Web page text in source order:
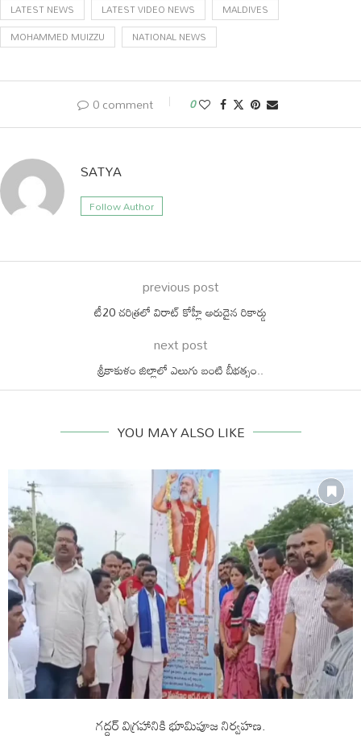
LATEST NEWS
LATEST VIDEO NEWS
MALDIVES
MOHAMMED MUIZZU
NATIONAL NEWS
0 comment 0
SATYA
Follow Author
previous post
టీ20 చరిత్రలో విరాట్ కోహ్లీ అరుదైన రికార్డు
next post
శ్రీకాకుళం జిల్లాలో ఎలుగు బంటి బీభత్సం..
YOU MAY ALSO LIKE
గద్దర్ విగ్రహానికి భూమిపూజ నిర్వహణ.